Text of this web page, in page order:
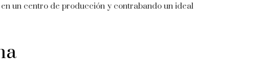
un centro de producción y contrabando un ideal